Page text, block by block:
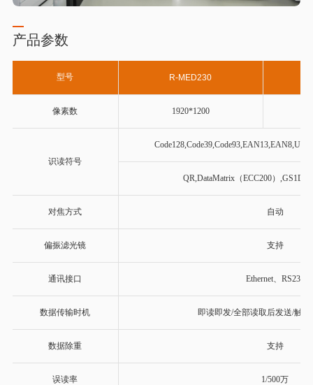
产品参数
型号 R-MED230
像素数 1920*1200
识读符号
QR,DataMatrix（ECC200）
对焦方式 自动
偏振滤光镜 支持
通讯接口 Ethernet、RS232
数据传输时机 即读即发/全部读取后发送/触发
数据除重 支持
误读率 1/500万